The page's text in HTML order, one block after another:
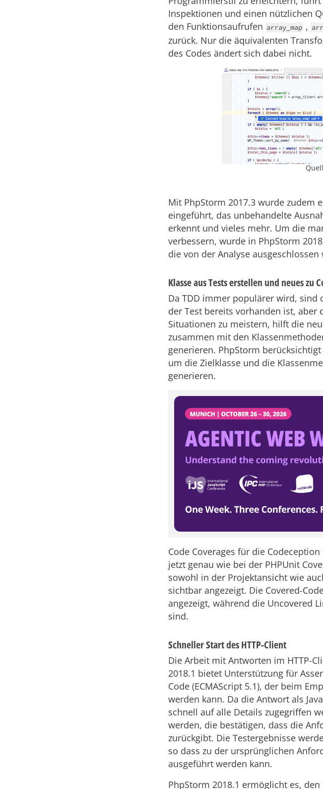
Inspektionen und einen nützlichen
den Funktionsaufrufen array_map ,
zurück. Nur die äquivalenten
des Codes ändert sich dabei nicht.
Mit PhpStorm 2017.3 wurde zudem
eingeführt, das unbehandelte
erkennt und vieles mehr. Um die
verbessern, wurde in PhpStorm
die von der Analyse
Klasse aus Tests erstellen und neues zu
Da TDD immer populärer wird,
der Test bereits vorhanden ist, aber
Situationen zu meistern, hilft die
zusammen mit den
generieren. PhpStorm
um die Zielklasse und die
generieren.
Code Coverages für die
jetzt genau wie bei der PHPUnit
sowohl in der Projektansicht wie
sichtbar angezeigt. Die Covered-
angezeigt, während die Uncovered
sind.
Schneller Start des HTTP-Client
Die Arbeit mit Antworten im HTTP-
2018.1 bietet Unterstützung für
Code (ECMAScript 5.1), der beim
werden kann. Da die Antwort als
schnell auf alle Details zugegriffen
werden, die bestätigen, dass die
zurückgibt. Die Testergebnisse
so dass zu der ursprünglichen
ausgeführt werden kann.
PhpStorm 2018.1 ermöglicht es,